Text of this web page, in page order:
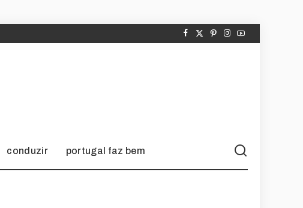
conduzir portugal faz bem